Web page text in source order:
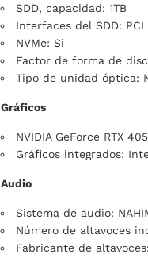
SDD, capacidad: 1TB
Interfaces del SDD: PCI
NVMe: Si
Factor de forma de
Tipo de unidad óptica:
Gráficos
NVIDIA GeForce RTX
Gráficos integrados:
Audio
Sistema de audio:
Número de altavoces
Fabricante de